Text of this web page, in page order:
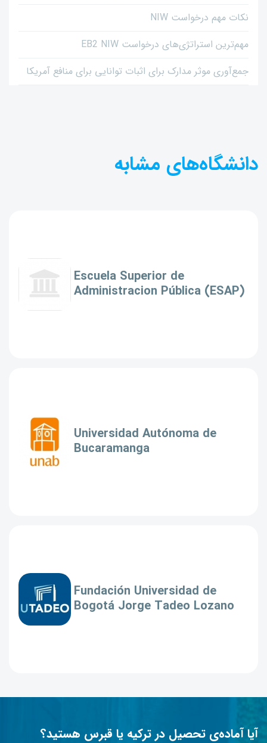
نکات مهم درخواست NIW
مهم‌ترین استراتژی‌های درخواست EB2 NIW
جمع‌آوری موثر مدارک برای اثبات توانایی برای منافع آمریکا
دانشگاه‌های مشابه
Escuela Superior de
Administracion Pública (ESAP)
Universidad Autónoma de
Bucaramanga
Fundación Universidad de
Bogotá Jorge Tadeo Lozano
آیا آماده‌ی تحصیل در ترکیه یا قبرس هستید؟